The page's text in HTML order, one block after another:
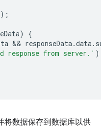
)
{
&& responseData.data.
response from server.'
将数据保存到数据库以供